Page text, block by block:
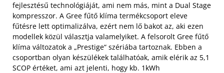
fejlesztésű technológiáját, ami nem más, mint a Dual Stage
kompresszor. A Gree fűtő klíma termékcsoport eleve
fűtésre lett optimalizálva, ezért nem lő bakot az, aki ezen
modellek közül választja valamelyiket. A felsorolt Gree fűtő
klíma változatok a „Prestige“ szériába tartoznak. Ebben a
csoportban olyan készülékek találhatóak, amik elérik az 5,1
SCOP értéket, ami azt jelenti, hogy kb. 1kWh